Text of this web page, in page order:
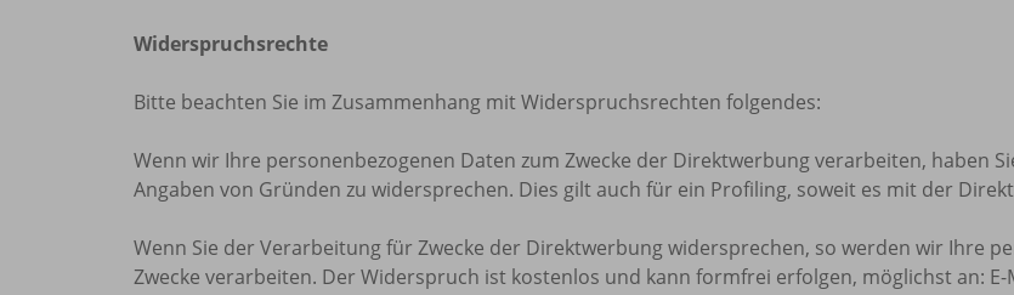
Widerspruchsrechte
Bitte beachten Sie im Zusammenhang mit Widerspruchsrechten folgendes:
Wenn wir Ihre personenbezogenen Daten zum Zwecke der Direktwerbung verarbeiten, haben
Angaben von Gründen zu widersprechen. Dies gilt auch für ein Profiling, soweit es mit der
Wenn Sie der Verarbeitung für Zwecke der Direktwerbung widersprechen, so werden wir Ihre
Zwecke verarbeiten. Der Widerspruch ist kostenlos und kann formfrei erfolgen, möglichst an: E-